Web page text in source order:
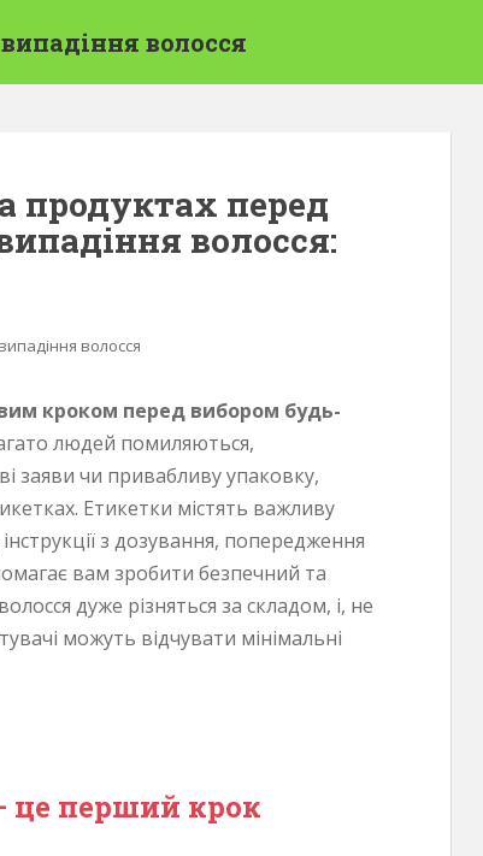
волосся
продуктах перед
волосся:
волосся
кроком перед вибором будь-
людей помиляються,
заяви чи привабливу упаковку,
Етикетки містять важливу
з дозування, попередження
вам зробити безпечний та
дуже різняться за складом, і, не
можуть відчувати мінімальні
це перший крок